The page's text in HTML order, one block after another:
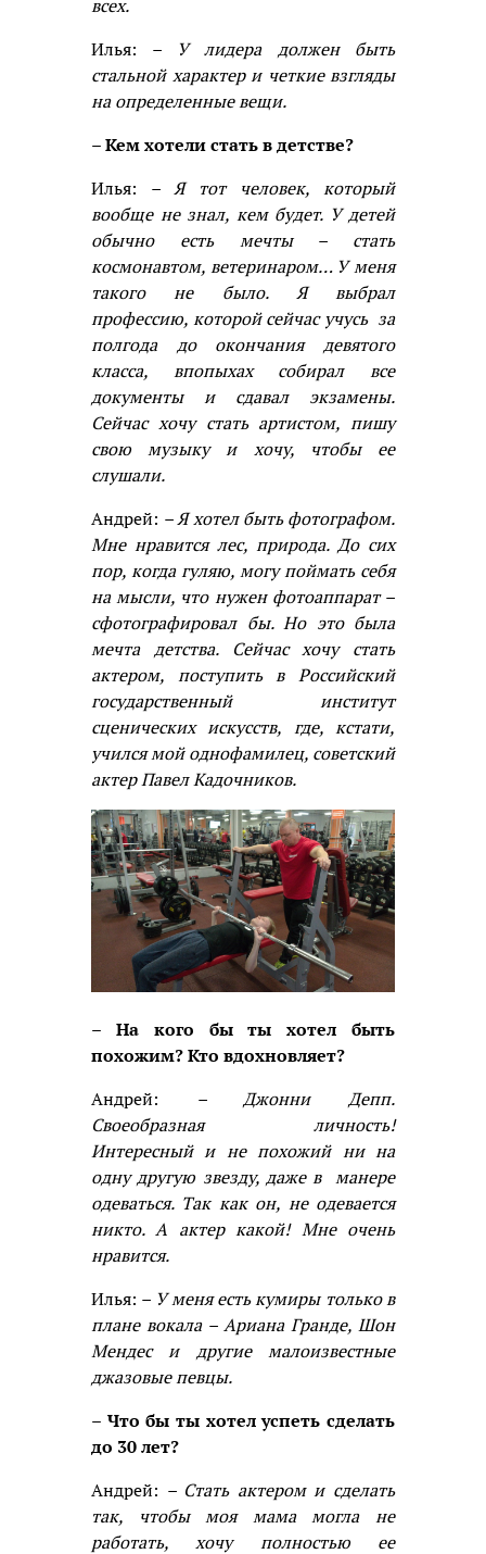
всех.
Илья: – У лидера должен быть
стальной характер и четкие взгляды
на определенные вещи.
– Кем хотели стать в детстве?
Илья: – Я тот человек, который
вообще не знал, кем будет. У детей
обычно есть мечты – стать
космонавтом, ветеринаром… У меня
такого не было. Я выбрал
профессию, которой сейчас учусь за
полгода до окончания девятого
класса, впопыхах собирал все
документы и сдавал экзамены.
Сейчас хочу стать артистом, пишу
свою музыку и хочу, чтобы ее
слушали.
Андрей: – Я хотел быть фотографом.
Мне нравится лес, природа. До сих
пор, когда гуляю, могу поймать себя
на мысли, что нужен фотоаппарат –
сфотографировал бы. Но это была
мечта детства. Сейчас хочу стать
актером, поступить в Российский
государственный институт
сценических искусств, где, кстати,
учился мой однофамилец, советский
актер Павел Кадочников.
– На кого бы ты хотел быть
похожим? Кто вдохновляет?
Андрей:
– Джонни Депп.
Своеобразная личность!
Интересный и не похожий ни на
одну другую звезду, даже в манере
одеваться. Так как он, не одевается
никто. А актер какой! Мне очень
нравится.
Илья: – У меня есть кумиры только в
плане вокала – Ариана Гранде, Шон
Мендес и другие малоизвестные
джазовые певцы.
– Что бы ты хотел успеть сделать
до 30 лет?
Андрей: – Стать актером и сделать
так, чтобы моя мама могла не
работать, хочу полностью ее